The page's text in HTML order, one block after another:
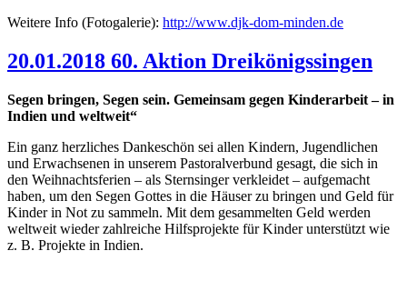
Weitere Info (Fotogalerie): http://www.djk-dom-minden.de
20.01.2018 60. Aktion Dreikönigssingen
Segen bringen, Segen sein. Gemeinsam gegen Kinderarbeit – in
Indien und weltweit“
Ein ganz herzliches Dankeschön sei allen Kindern, Jugendlichen
und Erwachsenen in unserem Pastoralverbund gesagt, die sich in
den Weihnachtsferien – als Sternsinger verkleidet – aufgemacht
haben, um den Segen Gottes in die Häuser zu bringen und Geld für
Kinder in Not zu sammeln. Mit dem gesammelten Geld werden
weltweit wieder zahlreiche Hilfsprojekte für Kinder unterstützt wie
z. B. Projekte in Indien.